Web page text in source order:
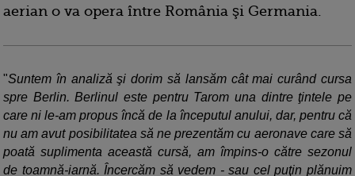
aerian o va opera între România şi Germania.
"Suntem în analiză şi dorim să lansăm cât mai curând cursa
spre Berlin. Berlinul este pentru Tarom una dintre ţintele pe
care ni le-am propus încă de la începutul anului, dar, pentru că
nu am avut posibilitatea să ne prezentăm cu aeronave care să
poată suplimenta această cursă, am împins-o către sezonul
de toamnă-iarnă. Încercăm să vedem - sau cel puţin plănuim